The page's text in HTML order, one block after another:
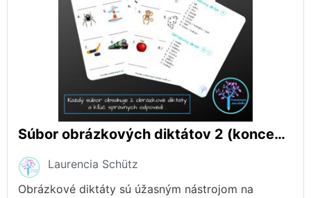
Súbor obrázkových diktátov 2 (koncepcia HUPS)
Laurencia Schütz
Obrázkové diktáty sú úžasným nástrojom na